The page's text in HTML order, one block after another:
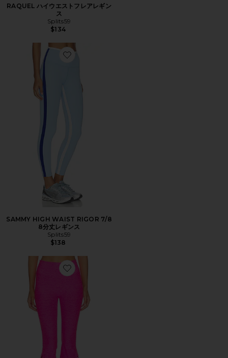
RAQUEL ハイウエストフレアレギン
ス
Splits59
$134
Favorite SAMMY HIGH WAIST RIGOR 7/8 8分丈レギン
SAMMY HIGH WAIST RIGOR 7/8
8分丈レギンス
Splits59
$138
Favorite SPACEDYE クロップパンツ